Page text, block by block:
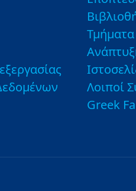
Λοιποί
Greek